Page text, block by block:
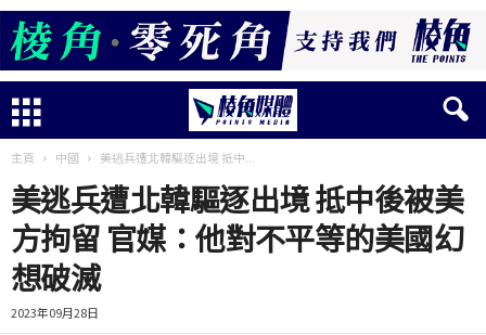
主頁 中國 美逃兵遭北韓驅逐出境 抵中...
美逃兵遭北韓驅逐出境 抵中後被美
方拘留 官媒：他對不平等的美國幻
想破滅
2023年09月28日